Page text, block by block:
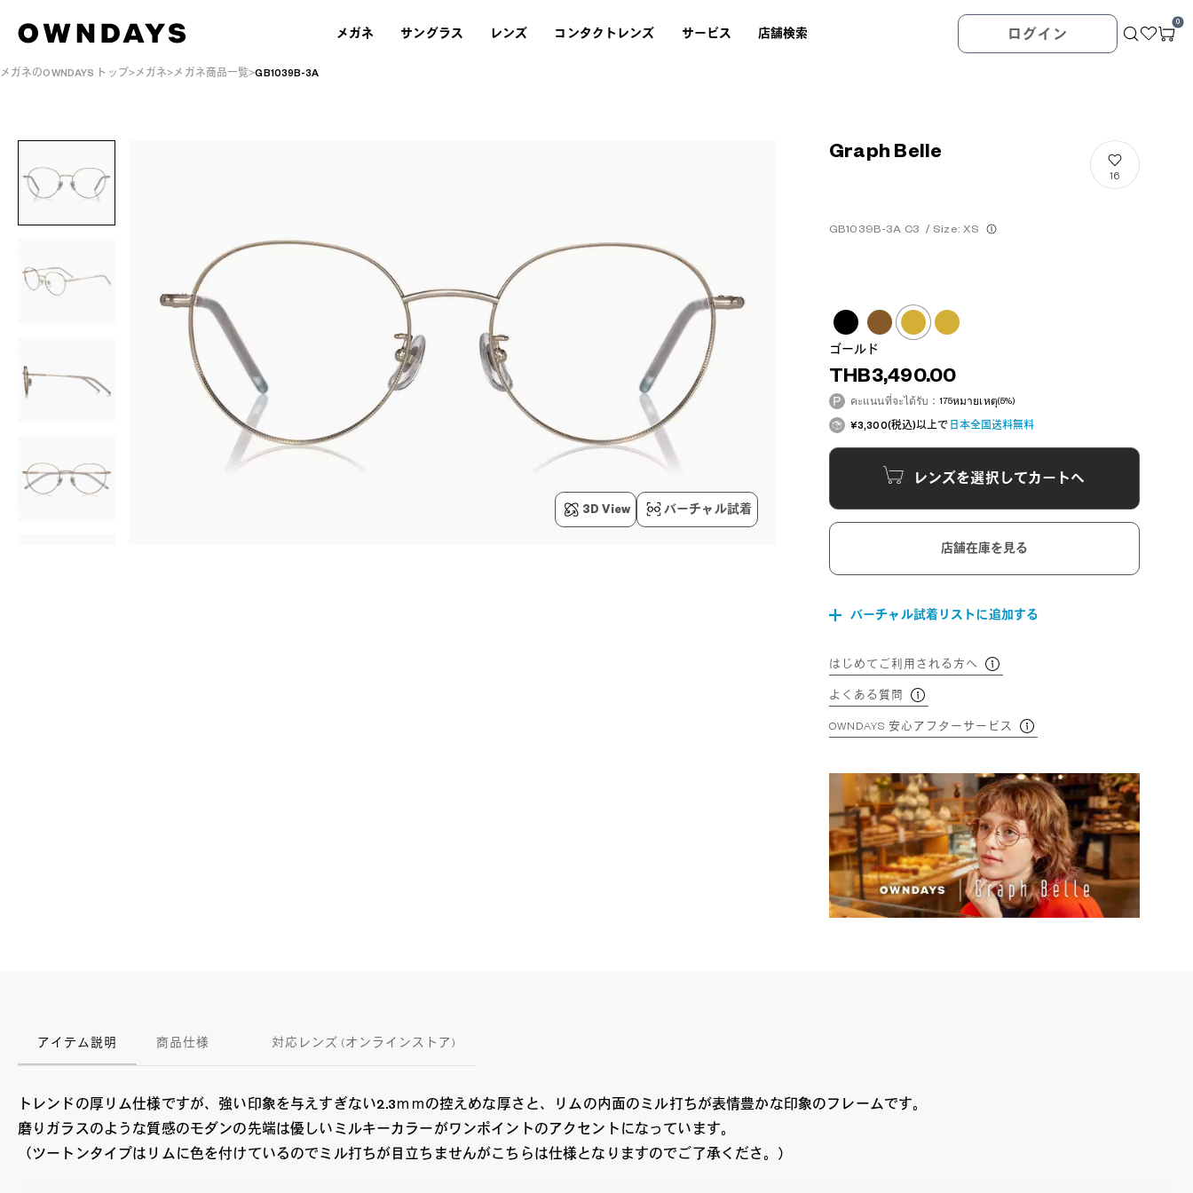
メガネ サングラス レンズ コンタクトレンズ サービス 店舗検索 ログイン
0
メガネのOWNDAYS トップ メガネ メガネ商品一覧 GB1039B-3A
3D View バーチャル試着
Graph Belle
GB1039B-3A C3 / Size: XS
16
ゴールド
THB3,490.00
คะแนนที่จะได้รับ：175หมายเหตุ(5%)
¥3,300(税込)以上で 日本全国送料無料
レンズを選択してカートへ
店舗在庫を見る
バーチャル試着リストに追加する
はじめてご利用される方へ
よくある質問
OWNDAYS 安心アフターサービス
アイテム説明 商品仕様 対応レンズ (オンラインストア)
トレンドの厚リム仕様ですが、強い印象を与えすぎない2.3ｍｍの控えめな厚さと、リムの内面のミル打ちが表情豊かな印象のフレームです。
磨りガラスのような質感のモダンの先端は優しいミルキーカラーがワンポイントのアクセントになっています。
（ツートンタイプはリムに色を付けているのでミル打ちが目立ちませんがこちらは仕様となりますのでご了承くださ。）